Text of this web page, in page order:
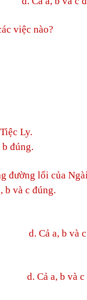
việc nào?
Ly.
đúng.
đường lối của
và c đúng.
Cả a, b và c
a, b và c